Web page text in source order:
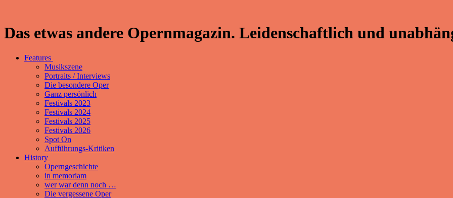
Das etwas andere Opernmagazin. Leidenschaftlich und
Features
Musikszene
Portraits / Interviews
Die besondere Oper
Ganz persönlich
Festivals 2023
Festivals 2024
Festivals 2025
Festivals 2026
Spot On
Aufführungs-Kritiken
History
Operngeschichte
in memoriam
wer war denn noch …
Die vergessene Oper